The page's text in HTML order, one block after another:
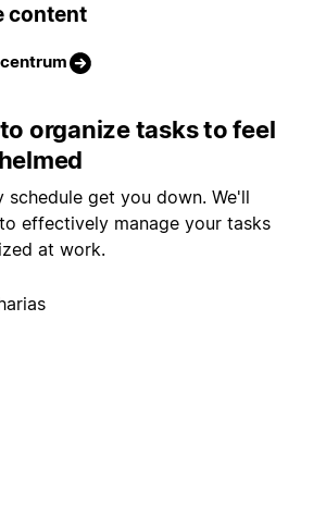
content
organize tasks to feel
schedule get you down. We'll
effectively manage your tasks
at work.